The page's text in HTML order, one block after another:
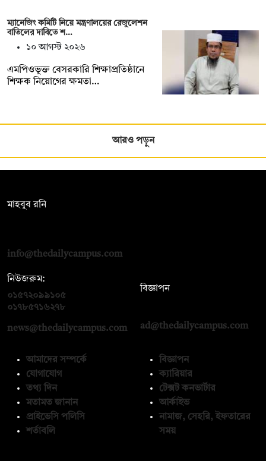
ম্যানেজিং কমিটি নিয়ে মন্ত্রণালয়ের রেজুলেশন
বাতিলের দাবিতে শ…
১০ আগস্ট ২০২৬
এমপিওভুক্ত বেসরকারি শিক্ষাপ্রতিষ্ঠানে
শিক্ষক নিয়োগের ক্ষমতা…
আরও পড়ুন
মাহবুব রনি
info@thedailycampus.com
নিউজরুম:
০১৫৭২০৯৯১০৫
০১৭৮৫৭১৬২৭৮
news@thedailycampus.com
বিজ্ঞাপন
ad@thedailycampus.com
আমাদের সম্পর্কে
যোগাযোগ
তথ্য দিন
মতামত জানান
প্রাইভেসি পলিসি
শর্তাবলি
বিজ্ঞাপন
ক্যারিয়ার
টেক্সট কনভার্টার
আর্কাইভ
নামাজ, সেহরি, ইফতারের
সময়